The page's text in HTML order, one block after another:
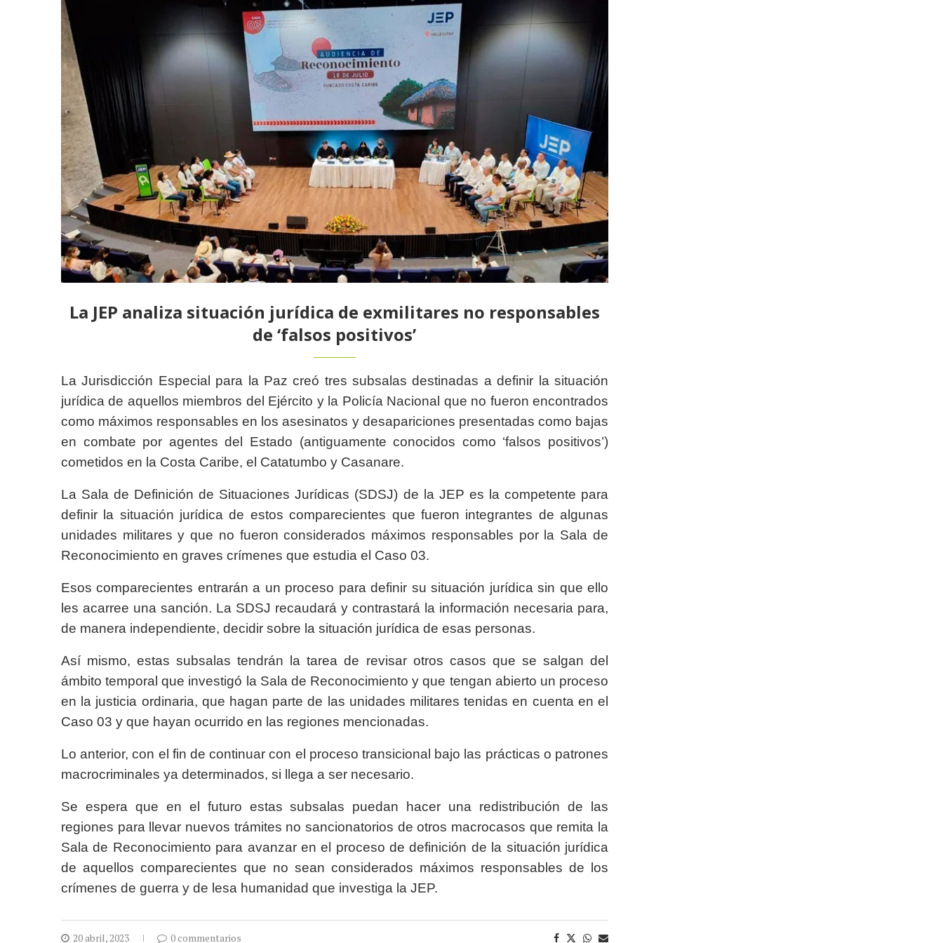
La JEP analiza situación jurídica de exmilitares no responsables
de ‘falsos positivos’
La Jurisdicción Especial para la Paz creó tres subsalas destinadas a definir la situación
jurídica de aquellos miembros del Ejército y la Policía Nacional que no fueron encontrados
como máximos responsables en los asesinatos y desapariciones presentadas como bajas
en combate por agentes del Estado (antiguamente conocidos como ‘falsos positivos’)
cometidos en la Costa Caribe, el Catatumbo y Casanare.
La Sala de Definición de Situaciones Jurídicas (SDSJ) de la JEP es la competente para
definir la situación jurídica de estos comparecientes que fueron integrantes de algunas
unidades militares y que no fueron considerados máximos responsables por la Sala de
Reconocimiento en graves crímenes que estudia el Caso 03.
Esos comparecientes entrarán a un proceso para definir su situación jurídica sin que ello
les acarree una sanción. La SDSJ recaudará y contrastará la información necesaria para,
de manera independiente, decidir sobre la situación jurídica de esas personas.
Así mismo, estas subsalas tendrán la tarea de revisar otros casos que se salgan del
ámbito temporal que investigó la Sala de Reconocimiento y que tengan abierto un proceso
en la justicia ordinaria, que hagan parte de las unidades militares tenidas en cuenta en el
Caso 03 y que hayan ocurrido en las regiones mencionadas.
Lo anterior, con el fin de continuar con el proceso transicional bajo las prácticas o patrones
macrocriminales ya determinados, si llega a ser necesario.
Se espera que en el futuro estas subsalas puedan hacer una redistribución de las
regiones para llevar nuevos trámites no sancionatorios de otros macrocasos que remita la
Sala de Reconocimiento para avanzar en el proceso de definición de la situación jurídica
de aquellos comparecientes que no sean considerados máximos responsables de los
crímenes de guerra y de lesa humanidad que investiga la JEP.
20 abril, 2023 0 commentarios